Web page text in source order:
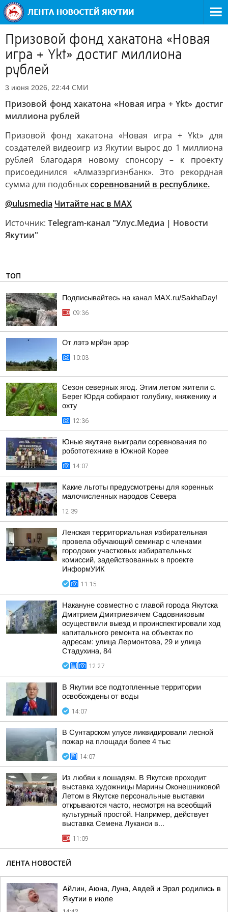
Призовой фонд хакатона «Новая
игра + Ykt» достиг миллиона
рублей
3 июня 2026, 22:44 СМИ
Призовой фонд хакатона «Новая игра + Ykt» достиг
миллиона рублей
Призовой фонд хакатона «Новая игра + Ykt» для
создателей видеоигр из Якутии вырос до 1 миллиона
рублей благодаря новому спонсору – к проекту
присоединился «Алмазэргиэнбанк». Это рекордная
сумма для подобныхсоревнований в республике.
@ulusmedia Читайте нас в MAX
Источник: Telegram-канал "Улус.Медиа | Новости
Якутии"
ТОП
Подписывайтесь на канал MAX.ru/SakhaDay!
09:36
От лэтэ мрйэн эрэр
10:03
Сезон северных ягод. Этим летом жители с.
Берег Юрдя собирают голубику, княженику и
охту
12:36
Юные якутяне выиграли соревнования по
робототехнике в Южной Корее
14:07
Какие льготы предусмотрены для коренных
малочисленных народов Севера
12:39
Ленская территориальная избирательная
провела обучающий семинар с членами
городских участковых избирательных
комиссий, задействованных в проекте
ИнформУИК
11:15
Накануне совместно с главой города Якутска
Дмитрием Дмитриевичем Садовниковым
осуществили выезд и проинспектировали ход
капитального ремонта на объектах по
адресам: улица Лермонтова, 29 и улица
Стадухина, 84
12:27
В Якутии все подтопленные территории
освобождены от воды
14:07
В Сунтарском улусе ликвидировали лесной
пожар на площади более 4 тыс
14:07
Из любви к лошадям. В Якутске проходит
выставка художницы Марины Оконешниковой
Летом в Якутске персональные выставки
открываются часто, несмотря на всеобщий
культурный простой. Например, действует
выставка Семена Луканси в...
11:09
ЛЕНТА НОВОСТЕЙ
Айлин, Аюна, Луна, Авдей и Эрэл родились в
Якутии в июле